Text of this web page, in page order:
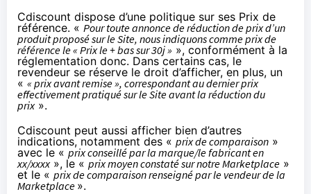
Cdiscount dispose d’une politique sur ses Prix de
référence. « Pour toute annonce de réduction de prix d’un
produit proposé sur le Site, nous indiquons comme prix de
référence le « Prix le + bas sur 30j » », conformément à la
réglementation donc. Dans certains cas, le
revendeur se réserve le droit d’afficher, en plus, un
« « prix avant remise », correspondant au dernier prix
effectivement pratiqué sur le Site avant la réduction du
prix».
Cdiscount peut aussi afficher bien d’autres
indications, notamment des « prix de comparaison »
avec le « prix conseillé par la marque/le fabricant en
xx/xxxx», le « prix moyen constaté sur notre Marketplace »
et le « prix de comparaison renseigné par le vendeur de la
Marketplace ».